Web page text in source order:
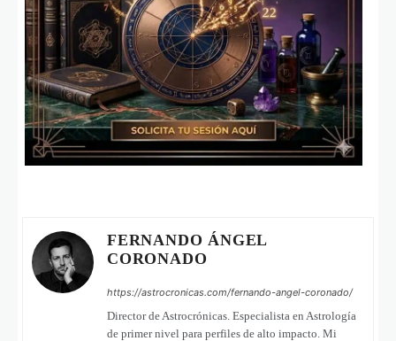
FERNANDO ÁNGEL
CORONADO
https://astrocronicas.com/fernando-angel-coronado/
Director de Astrocrónicas. Especialista en Astrología
de primer nivel para perfiles de alto impacto. Mi